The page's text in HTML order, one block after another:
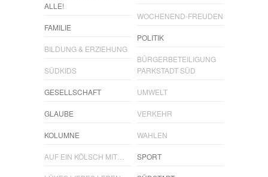
ALLE!
FAMILIE
BILDUNG & ERZIEHUNG
SÜDKIDS
GESELLSCHAFT
GLAUBE
KOLUMNE
AUF EIN KÖLSCH MIT…
WOCHENEND-FREUDEN
POLITIK
BÜRGERBETEILIGUNG
PARKSTADT SÜD
UMWELT
VERKEHR
WAHLEN
SPORT